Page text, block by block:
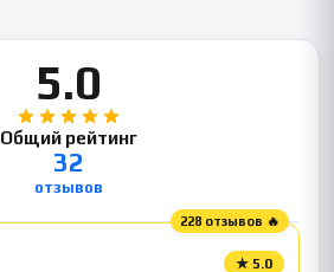
5.0
Общий рейтинг
32
отзывов
228 отзывов 🔥
★ 5.0